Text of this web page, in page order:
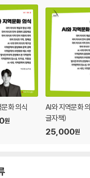
화 의식
원
AI와 지역문화
글자책)
25,000원